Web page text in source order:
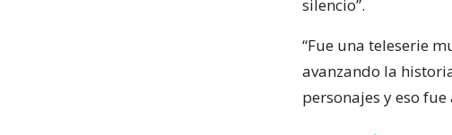
silencio”.
“Fue una teleserie
avanzando la
personajes y eso